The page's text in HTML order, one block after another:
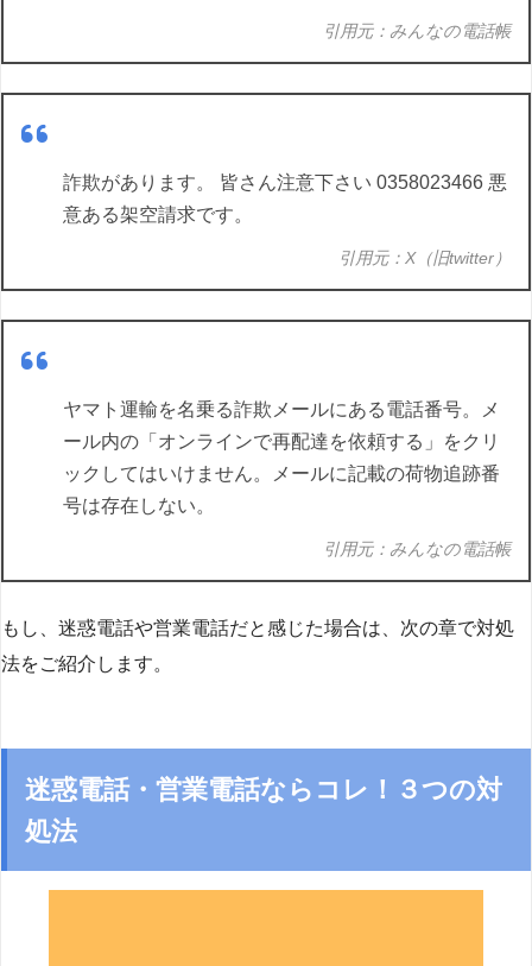
引用元：みんなの電話帳
詐欺があります。 皆さん注意下さい 0358023466 悪
意ある架空請求です。
引用元：X（旧twitter）
ヤマト運輸を名乗る詐欺メールにある電話番号。メ
ール内の「オンラインで再配達を依頼する」をクリ
ックしてはいけません。メールに記載の荷物追跡番
号は存在しない。
引用元：みんなの電話帳
もし、迷惑電話や営業電話だと感じた場合は、次の章で対処
法をご紹介します。
迷惑電話・営業電話ならコレ！３つの対
処法